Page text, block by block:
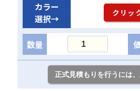
カラー
選択→
クリッ
数量